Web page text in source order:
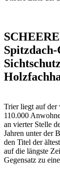
Trier liegt auf der
110.000
an vierter Stelle
Jahren unter der
den Titel der
auf die längste
Gegensatz zu